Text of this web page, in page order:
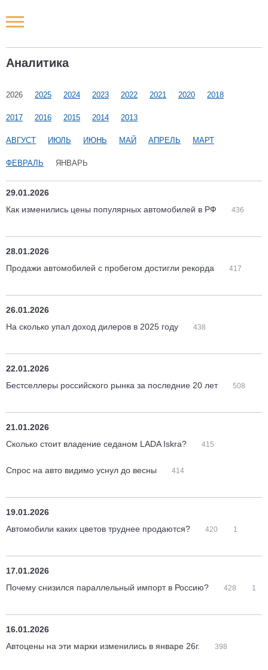
Аналитика
2026 2025 2024 2023 2022 2021 2020 2018
2017 2016 2015 2014 2013
АВГУСТ ИЮЛЬ ИЮНЬ МАЙ АПРЕЛЬ МАРТ
ФЕВРАЛЬ ЯНВАРЬ
29.01.2026
Как изменились цены популярных автомобилей в РФ
436
28.01.2026
Продажи автомобилей с пробегом достигли рекорда
417
26.01.2026
На сколько упал доход дилеров в 2025 году
438
22.01.2026
Бестселлеры российского рынка за последние 20 лет
508
21.01.2026
Сколько стоит владение седаном LADA Iskra?
415
Спрос на авто видимо уснул до весны 414
19.01.2026
Автомобили каких цветов труднее продаются?
420 1
17.01.2026
Почему снизился параллельный импорт в Россию?
428 1
16.01.2026
Автоцены на эти марки изменились в январе 26г.
398
Новости РФ
Наши мероприятия
Статьи